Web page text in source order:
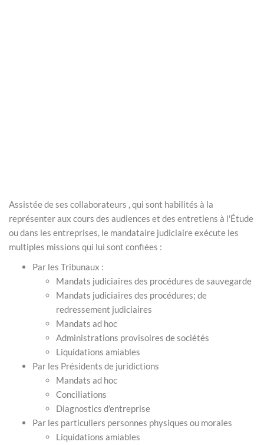
Assistée de ses collaborateurs , qui sont habilités à la
représenter aux cours des audiences et des entretiens à l'Étude
ou dans les entreprises, le mandataire judiciaire exécute les
multiples missions qui lui sont confiées :
Par les Tribunaux :
Mandats judiciaires des procédures de sauvegarde
Mandats judiciaires des procédures; de
redressement judiciaires
Mandats ad hoc
Administrations provisoires de sociétés
Liquidations amiables
Par les Présidents de juridictions
Mandats ad hoc
Conciliations
Diagnostics d'entreprise
Par les particuliers personnes physiques ou morales
Liquidations amiables